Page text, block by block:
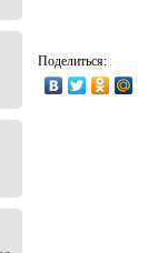
Поделиться: